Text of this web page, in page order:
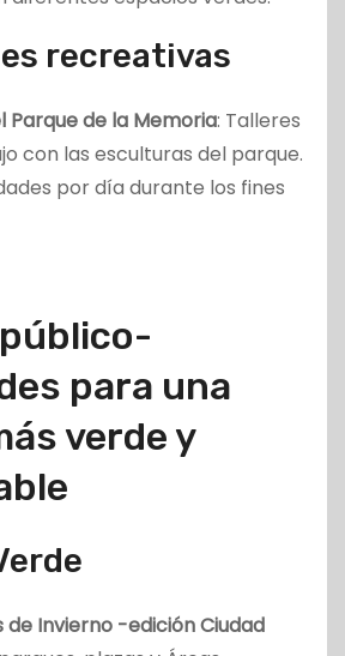
recreativas
Parque de la Memoria: Talleres
con las esculturas del parque.
por día durante los fines
para una
verde y
de Invierno -edición Ciudad